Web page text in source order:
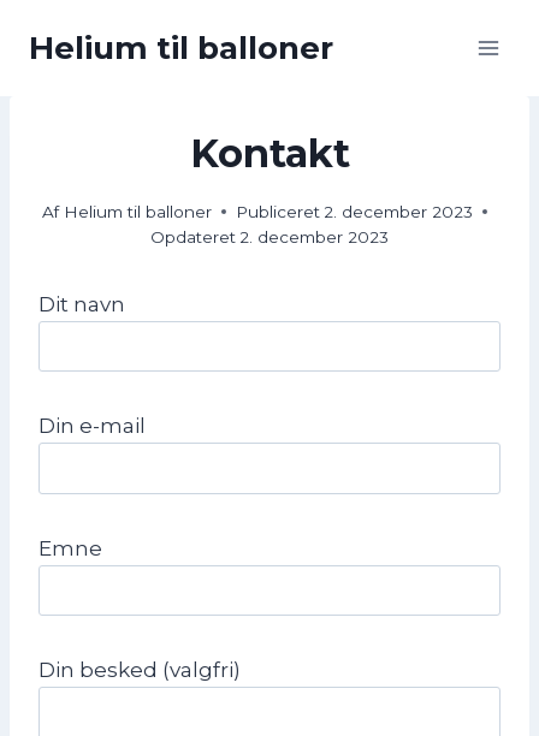
Helium til balloner
Kontakt
Af Helium til balloner Publiceret 2. december 2023
Opdateret 2. december 2023
Dit navn
Din e-mail
Emne
Din besked (valgfri)